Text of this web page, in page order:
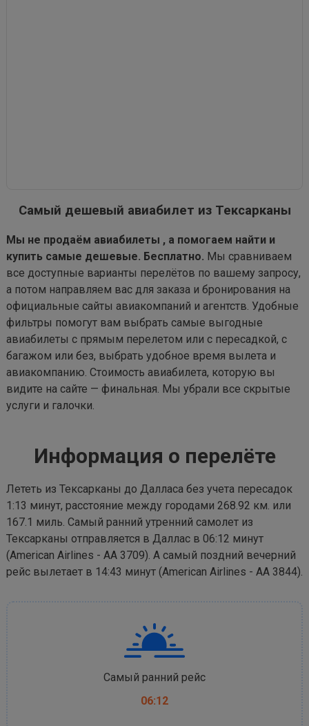
Самый дешевый авиабилет из Тексарканы
Мы не продаём авиабилеты , а помогаем найти и
купить самые дешевые. Бесплатно. Мы сравниваем
все доступные варианты перелётов по вашему запросу,
а потом направляем вас для заказа и бронирования на
официальные сайты авиакомпаний и агентств. Удобные
фильтры помогут вам выбрать самые выгодные
авиабилеты с прямым перелетом или с пересадкой, с
багажом или без, выбрать удобное время вылета и
авиакомпанию. Стоимость авиабилета, которую вы
видите на сайте — финальная. Мы убрали все скрытые
услуги и галочки.
Информация о перелёте
Лететь из Тексарканы до Далласа без учета пересадок
1:13 минут, расстояние между городами 268.92 км. или
167.1 миль. Самый ранний утренний самолет из
Тексарканы отправляется в Даллас в 06:12 минут
(American Airlines - AA 3709). А самый поздний вечерний
рейс вылетает в 14:43 минут (American Airlines - AA 3844).
Самый ранний рейс
06:12